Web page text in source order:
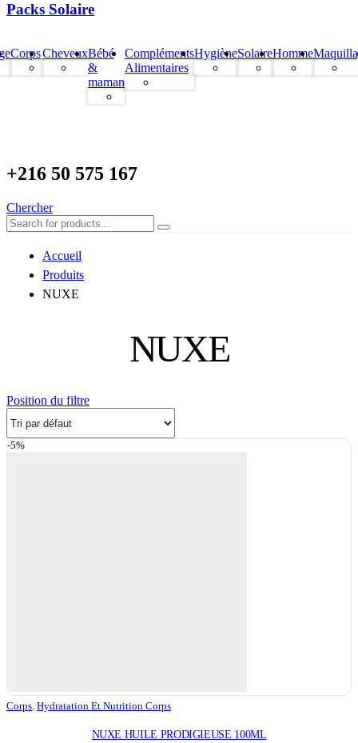
Packs Solaire
CorpsCheveuxBébé
&
maman
Compléments
Alimentaires
HygièneSolaireHomme
+216 50 575 167
Chercher
Accueil
Produits
NUXE
NUXE
Position du filtre
-5%
Corps, Hydratation Et Nutrition Corps
NUXE HUILE PRODIGIEUSE 100ML